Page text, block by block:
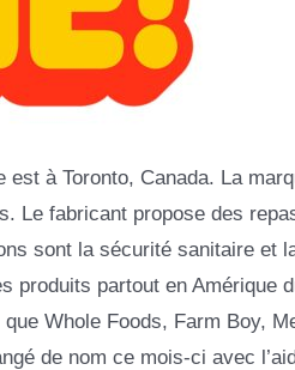
à Toronto, Canada. La
Le fabricant propose des
sont la sécurité sanitaire et
produits partout en Amérique
Whole Foods, Farm Boy,
de nom ce mois-ci avec